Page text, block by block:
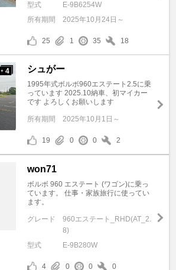
型式
E-9B6254W
所有期間
2025年10月24日～
25 1 35 18
+ 4 シュがー
1995年式ボルボ960エステート2.5に乗
っています 2025.10納車、初マイカー
です よろしくお願いします
所有期間 2025年10月1日～
19 0 0 2
won71
ボルボ 960 エステート (ワゴン)に乗っ
ています。 仕事・家族旅行に使ってい
ます。
グレード
960エステート_RHD(AT_2.
8)
型式
E-9B280W
4 0 0 0